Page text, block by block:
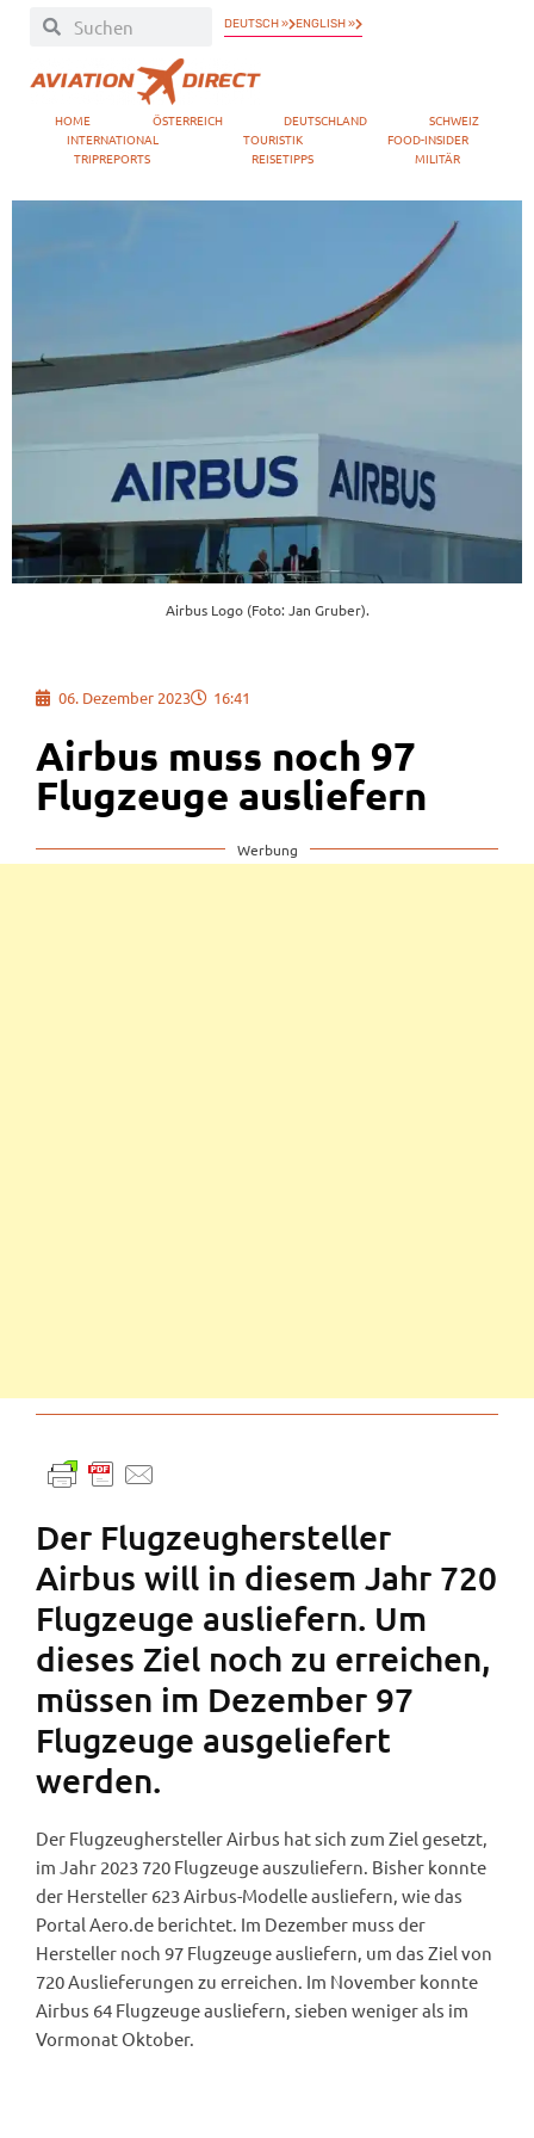
DEUTSCH » ENGLISH »
HOME ÖSTERREICH DEUTSCHLAND
SCHWEIZ
INTERNATIONAL
TOURISTIK
FOOD-INSIDER
TRIPREPORTS
REISETIPPS MILITÄR
Airbus Logo (Foto: Jan Gruber).
06. Dezember 2023 16:41
Airbus muss noch 97
Flugzeuge ausliefern
Werbung
Der Flugzeughersteller
Airbus will in diesem Jahr 720
Flugzeuge ausliefern. Um
dieses Ziel noch zu erreichen,
müssen im Dezember 97
Flugzeuge ausgeliefert
werden.
Der Flugzeughersteller Airbus hat sich zum Ziel gesetzt,
im Jahr 2023 720 Flugzeuge auszuliefern. Bisher konnte
der Hersteller 623 Airbus-Modelle ausliefern, wie das
Portal Aero.de berichtet. Im Dezember muss der
Hersteller noch 97 Flugzeuge ausliefern, um das Ziel von
720 Auslieferungen zu erreichen. Im November konnte
Airbus 64 Flugzeuge ausliefern, sieben weniger als im
Vormonat Oktober.